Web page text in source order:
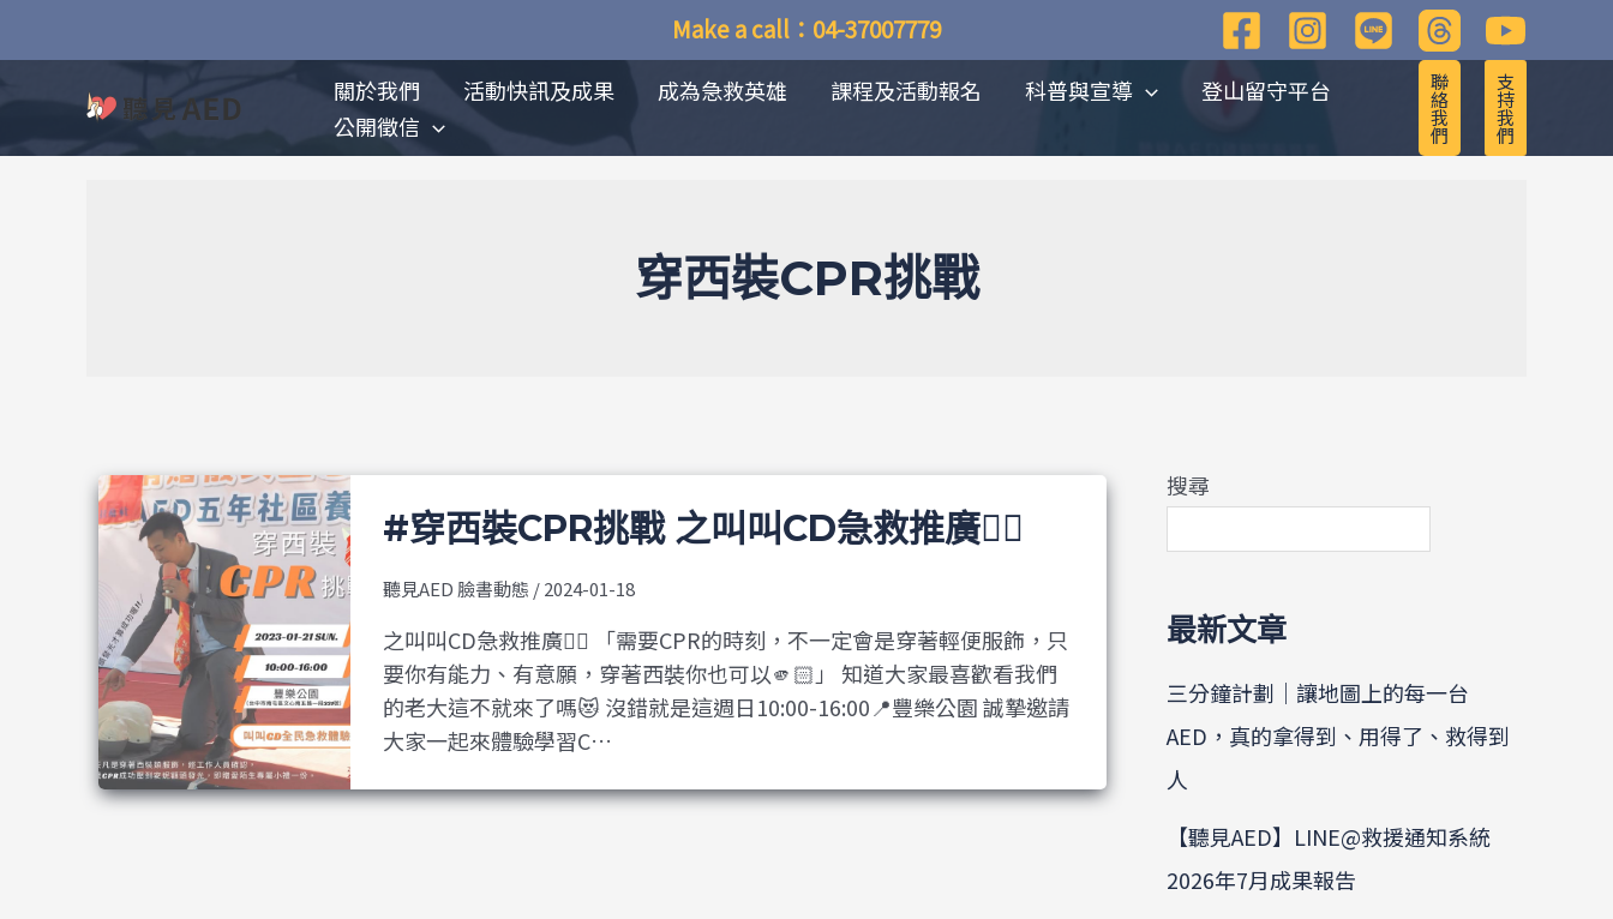
內
Make a call：04-37007779
關於我們 活動快訊及成果 成為急救英雄 課程及活動報名 科普與宣導
登山留守平台
公開徵信
聯
絡
我
們
支
持
我
們
穿西裝CPR挑戰
#穿西裝CPR挑戰 之叫叫CD急救推廣❤️‍🔥
聽見AED 臉書動態 /2024-01-18
之叫叫CD急救推廣❤️‍🔥 「需要CPR的時刻，不一定會是穿著輕便服飾，只
要你有能力、有意願，穿著西裝你也可以🫵🏻」 知道大家最喜歡看我們
的老大這不就來了嗎😻 沒錯就是這週日10:00-16:00📍豐樂公園 誠摯邀請
大家一起來體驗學習C…
搜尋
最新文章
三分鐘計劃｜讓地圖上的每一台
AED，真的拿得到、用得了、救得到
人
【聽見AED】LINE@救援通知系統
2026年7月成果報告
整